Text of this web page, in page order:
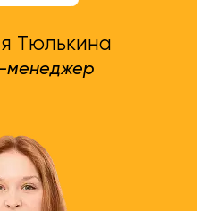
Тюлькина
менеджер